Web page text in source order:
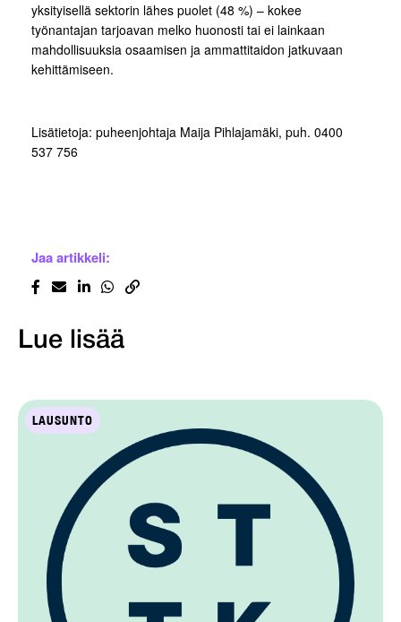
yksityisellä sektorin lähes puolet (48 %) – kokee
työnantajan tarjoavan melko huonosti tai ei lainkaan
mahdollisuuksia osaamisen ja ammattitaidon jatkuvaan
kehittämiseen.
Lisätietoja: puheenjohtaja Maija Pihlajamäki, puh. 0400
537 756
Jaa artikkeli:
Lue lisää
LAUSUNTO